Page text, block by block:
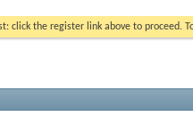
click the register link above to